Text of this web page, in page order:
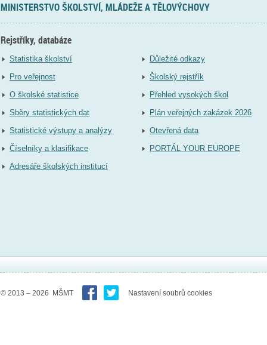
MINISTERSTVO ŠKOLSTVÍ, MLÁDEŽE A TĚLOVÝCHOVY
Rejstříky, databáze
Statistika školství
Pro veřejnost
O školské statistice
Sběry statistických dat
Statistické výstupy a analýzy
Číselníky a klasifikace
Adresáře školských institucí
Důležité odkazy
Školský rejstřík
Přehled vysokých škol
Plán veřejných zakázek 2026
Otevřená data
PORTÁL YOUR EUROPE
© 2013 – 2026 MŠMT Nastavení soubrů cookies